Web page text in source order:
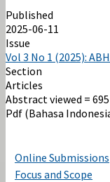
Published
2025-06-11
Issue
Vol 3 No 1 (2025):
Section
Articles
Abstract viewed =
Pdf (Bahasa
Online Submissions
Focus and Scope